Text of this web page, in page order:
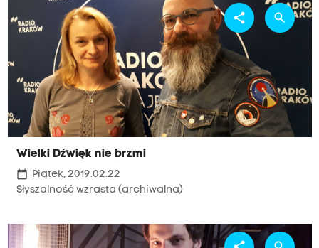
Wielki Dźwięk nie brzmi
calendar_today Piątek, 2019.02.22
Słyszalność wzrasta (archiwalna)
share search